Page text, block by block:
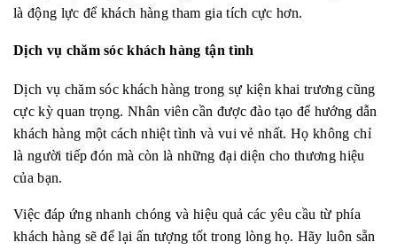
là động lực để khách hàng tham gia tích cực hơn.
Dịch vụ chăm sóc khách hàng tận tình
Dịch vụ chăm sóc khách hàng trong sự kiện khai trương cũng
cực kỳ quan trọng. Nhân viên cần được đào tạo để hướng dẫn
khách hàng một cách nhiệt tình và vui vẻ nhất. Họ không chỉ
là người tiếp đón mà còn là những đại diện cho thương hiệu
của bạn.
Việc đáp ứng nhanh chóng và hiệu quả các yêu cầu từ phía
khách hàng sẽ để lại ấn tượng tốt trong lòng họ. Hãy luôn sẵn